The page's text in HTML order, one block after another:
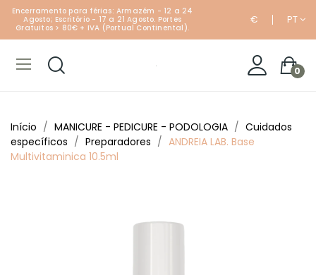
Encerramento para férias: Armazém - 12 a 24
Agosto; Escritório - 17 a 21 Agosto. Portes
Gratuitos > 80€ + IVA (Portual Continental).
€ PT
0
Início MANICURE - PEDICURE - PODOLOGIA
Cuidados
específicos
Preparadores
ANDREIA LAB. Base
Multivitaminica 10.5ml